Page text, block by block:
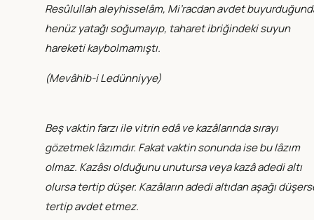
Resûlullah aleyhisselâm, Mi’racdan avdet
henüz yatağı soğumayıp, taharet ibriğindeki suyun
hareketi kaybolmamıştı.
(Mevâhib-i Ledünniyye)
Beş vaktin farzı ile vitrin edâ ve kazâlarında sırayı
gözetmek lâzımdır. Fakat vaktin sonunda ise bu lâzım
olmaz. Kazâsı olduğunu unutursa veya kazâ adedi altı
olursa tertip düşer. Kazâların adedi altıdan aşağı
tertip avdet etmez.